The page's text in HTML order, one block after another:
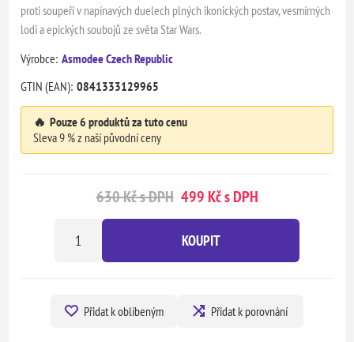
proti soupeři v napínavých duelech plných ikonických postav, vesmírných
lodí a epických soubojů ze světa Star Wars.
Výrobce: Asmodee Czech Republic
GTIN (EAN): 0841333129965
🔥 Pouze 6 produktů za tuto cenu
Sleva 9 % z naší původní ceny
630 Kč s DPH 499 Kč s DPH
KOUPIT
Přidat k oblíbeným Přidat k porovnání